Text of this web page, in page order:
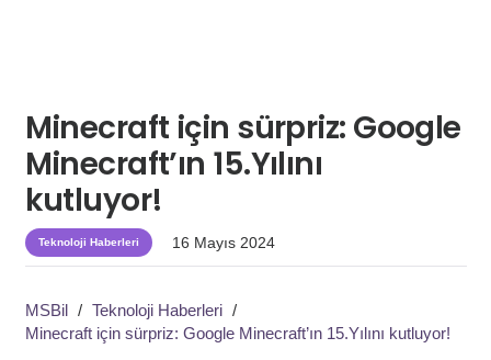
Minecraft için sürpriz: Google
Minecraft’ın 15.Yılını
kutluyor!
Teknoloji Haberleri 16 Mayıs 2024
MSBil / Teknoloji Haberleri /
Minecraft için sürpriz: Google Minecraft’ın 15.Yılını kutluyor!